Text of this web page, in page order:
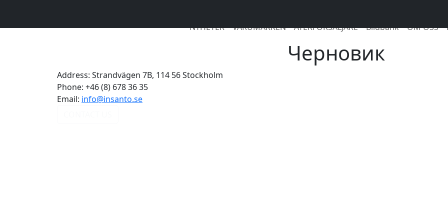
NYHETER
VARUMÄRKEN ÅTERFÖRSÄLJARE Bildbank OM OSS
Черновик
Address: Strandvägen 7B, 114 56 Stockholm
Phone: +46 (8) 678 36 35
Email: info@insanto.se